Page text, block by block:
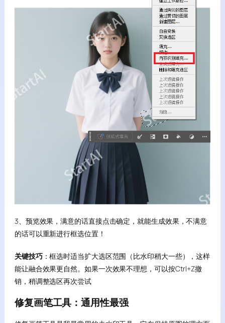
3、预览效果，满意的话直接点击确定，就能生成效果，不满意
的话可以重新进行框选位置！
关键技巧：框选时适当扩大选区范围（比水印稍大一些），这样
能让融合效果更自然。如果一次效果不理想，可以按Ctrl+Z撤
销，稍调整选区再次尝试
修复画笔工具：通用性最强